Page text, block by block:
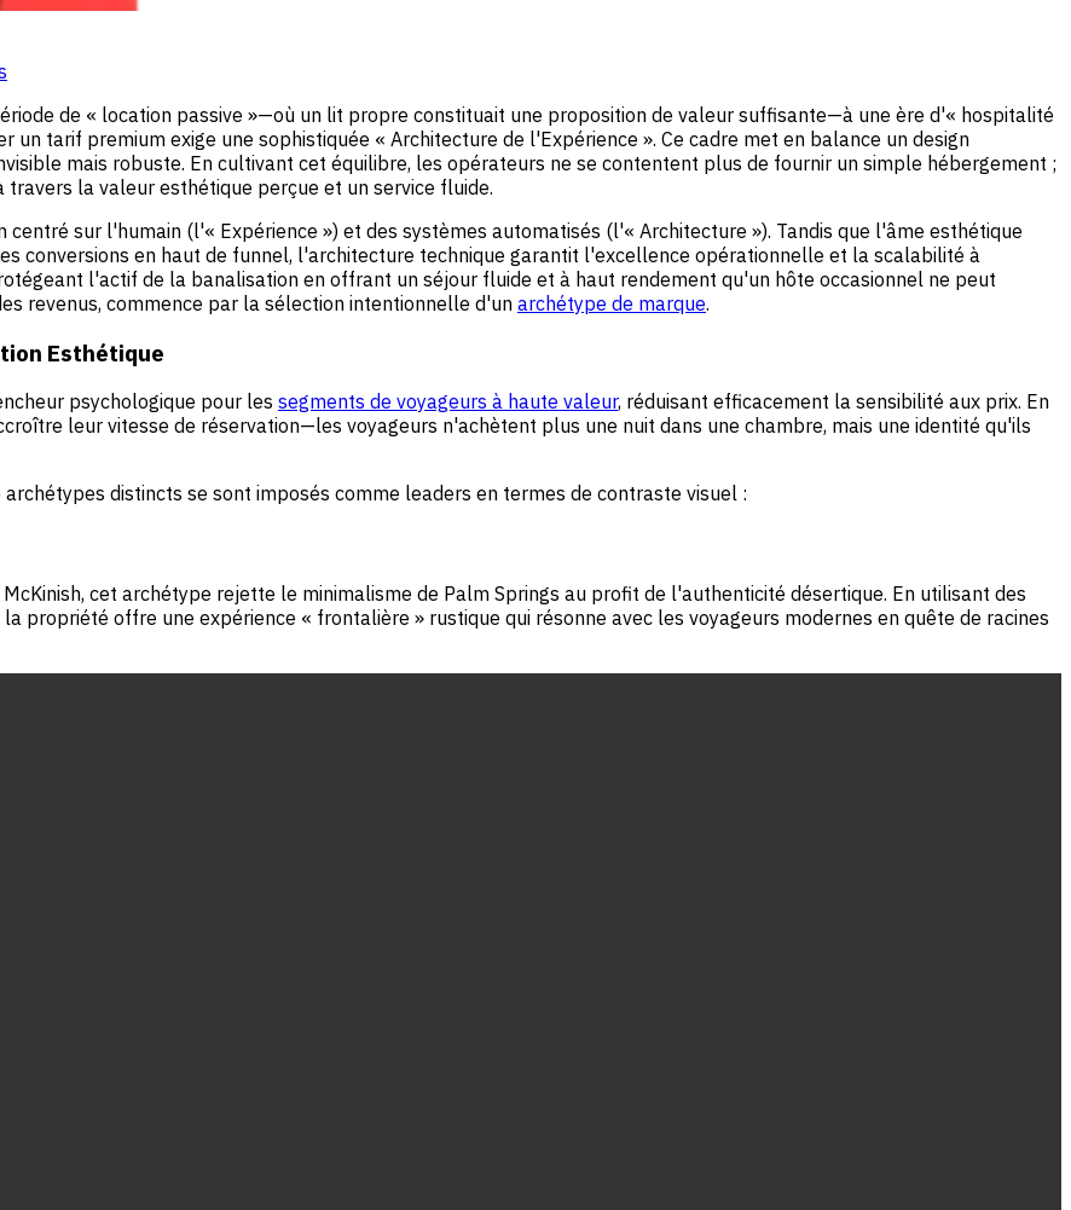
de « location passive »—où un lit propre constituait une proposition de valeur suffisante—à une ère d'« hospitalité
tarif premium exige une sophistiquée « Architecture de l'Expérience ». Ce cadre met en balance un design
mais robuste. En cultivant cet équilibre, les opérateurs ne se contentent plus de fournir un simple hébergement ;
la valeur esthétique perçue et un service fluide.
sur l'humain (l'« Expérience ») et des systèmes automatisés (l'« Architecture »). Tandis que l'âme esthétique
conversions en haut de funnel, l'architecture technique garantit l'excellence opérationnelle et la scalabilité à
l'actif de la banalisation en offrant un séjour fluide et à haut rendement qu'un hôte occasionnel ne peut
revenus, commence par la sélection intentionnelle d'un archétype de marque.
Esthétique
psychologique pour les segments de voyageurs à haute valeur, réduisant efficacement la sensibilité aux prix. En
leur vitesse de réservation—les voyageurs n'achètent plus une nuit dans une chambre, mais une identité qu'ils
distincts se sont imposés comme leaders en termes de contraste visuel :
cet archétype rejette le minimalisme de Palm Springs au profit de l'authenticité désertique. En utilisant des
propriété offre une expérience « frontalière » rustique qui résonne avec les voyageurs modernes en quête de racines